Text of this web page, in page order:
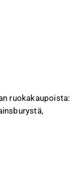
ruokakaupoista: